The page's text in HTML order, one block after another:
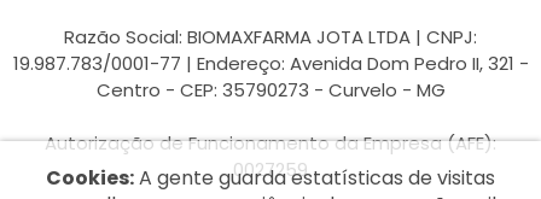
Razão Social: BIOMAXFARMA JOTA LTDA | CNPJ:
19.987.783/0001-77 | Endereço: Avenida Dom Pedro II, 321 -
Centro - CEP: 35790273 - Curvelo - MG
Autorização de Funcionamento da Empresa (AFE):
0027259
Cookies:A gente guarda estatísticas de visitas